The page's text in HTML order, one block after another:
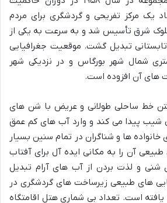
یک مرکز تفریحی و گردشگری برای مردم
شرق تأسیس شد و به سرعت به یکی از
تبدیل گشت. موقعیت جغرافیایی
۳۵ کیلومتری شمال شهر بورگاس و در نزدیکی شهر
های آن افزوده است.
خط ساحلی طولانی و عریض با شن های
شیب پیدا می کند و وارد آب های کم عمق
ها و شناگران در تمام سنین بسیار
آن را به مکانی ایده آل برای آفتاب
و لذت بردن از آب های آرام تبدیل
های طبیعی زیرساخت های گردشگری در
است. تعداد بی شماری هتل اقامتگاه